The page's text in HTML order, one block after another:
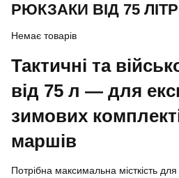
РЮКЗАКИ ВІД 75
Немає товарів
Тактичні та
від 75 л — для
зимових
маршів
Потрібна максимальна місткість для